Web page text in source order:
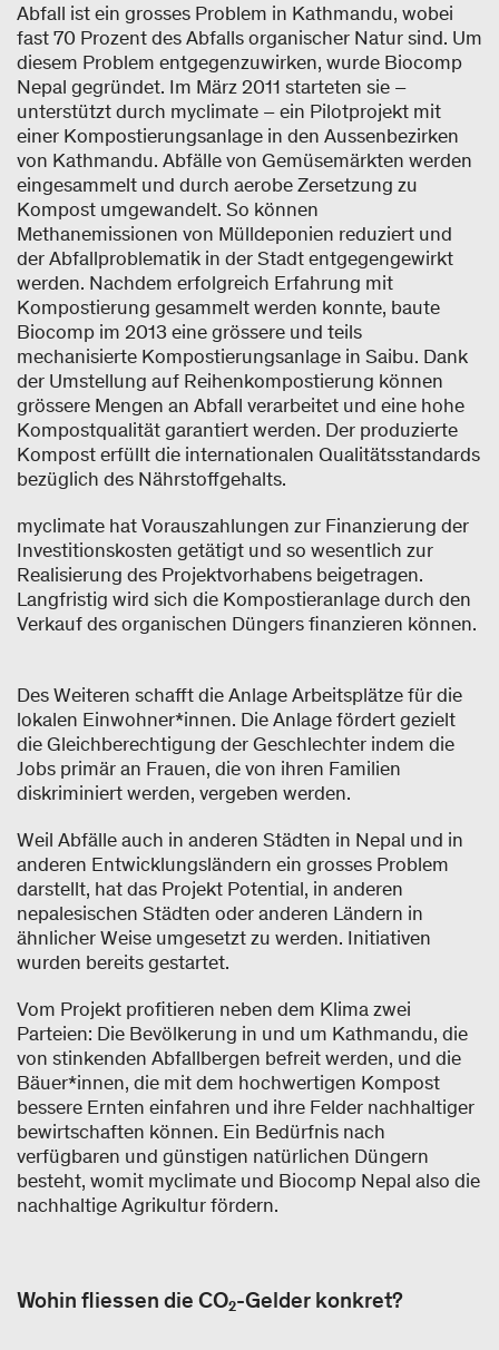
Abfall ist ein grosses Problem in Kathmandu, wobei
fast 70 Prozent des Abfalls organischer Natur sind. Um
diesem Problem entgegenzuwirken, wurde Biocomp
Nepal gegründet. Im März 2011 starteten sie –
unterstützt durch myclimate – ein Pilotprojekt mit
einer Kompostierungsanlage in den Aussenbezirken
von Kathmandu. Abfälle von Gemüsemärkten werden
eingesammelt und durch aerobe Zersetzung zu
Kompost umgewandelt. So können
Methanemissionen von Mülldeponien reduziert und
der Abfallproblematik in der Stadt entgegengewirkt
werden. Nachdem erfolgreich Erfahrung mit
Kompostierung gesammelt werden konnte, baute
Biocomp im 2013 eine grössere und teils
mechanisierte Kompostierungsanlage in Saibu. Dank
der Umstellung auf Reihenkompostierung können
grössere Mengen an Abfall verarbeitet und eine hohe
Kompostqualität garantiert werden. Der produzierte
Kompost erfüllt die internationalen Qualitätsstandards
bezüglich des Nährstoffgehalts.
myclimate hat Vorauszahlungen zur Finanzierung der
Investitionskosten getätigt und so wesentlich zur
Realisierung des Projektvorhabens beigetragen.
Langfristig wird sich die Kompostieranlage durch den
Verkauf des organischen Düngers finanzieren können.
Des Weiteren schafft die Anlage Arbeitsplätze für die
lokalen Einwohner*innen. Die Anlage fördert gezielt
die Gleichberechtigung der Geschlechter indem die
Jobs primär an Frauen, die von ihren Familien
diskriminiert werden, vergeben werden.
Weil Abfälle auch in anderen Städten in Nepal und in
anderen Entwicklungsländern ein grosses Problem
darstellt, hat das Projekt Potential, in anderen
nepalesischen Städten oder anderen Ländern in
ähnlicher Weise umgesetzt zu werden. Initiativen
wurden bereits gestartet.
Vom Projekt profitieren neben dem Klima zwei
Parteien: Die Bevölkerung in und um Kathmandu, die
von stinkenden Abfallbergen befreit werden, und die
Bäuer*innen, die mit dem hochwertigen Kompost
bessere Ernten einfahren und ihre Felder nachhaltiger
bewirtschaften können. Ein Bedürfnis nach
verfügbaren und günstigen natürlichen Düngern
besteht, womit myclimate und Biocomp Nepal also die
nachhaltige Agrikultur fördern.
Wohin fliessen die CO₂-Gelder konkret?